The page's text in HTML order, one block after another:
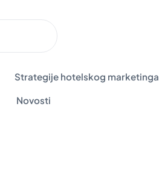
Strategije hotelskog marketinga
Novosti